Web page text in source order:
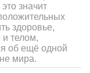
значит
здоровье,
и телом,
об ещё одной
мира.